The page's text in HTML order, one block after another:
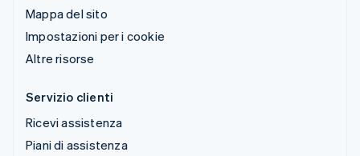
Mappa del sito
Impostazioni per i cookie
Altre risorse
Servizio clienti
Ricevi assistenza
Piani di assistenza